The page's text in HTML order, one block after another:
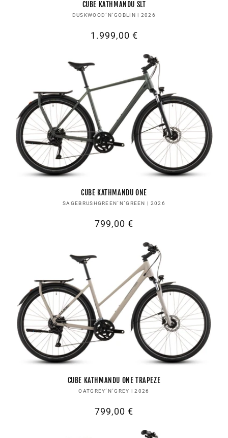
CUBE KATHMANDU SLT
Anbieter:
DUSKWOOD´N´GOBLIN | 2026
Normaler
1.999,00 €
CUBE KATHMANDU ONE
Anbieter:
SAGEBRUSHGREEN´N´GREEN | 2026
Normaler
799,00 €
CUBE KATHMANDU ONE TRAPEZE
Anbieter:
OATGREY´N´GREY | 2026
Normaler
799,00 €